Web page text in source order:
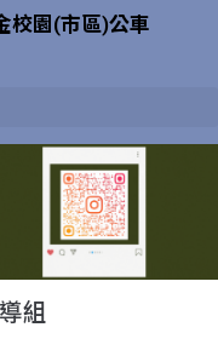
校園(市區)公車
組